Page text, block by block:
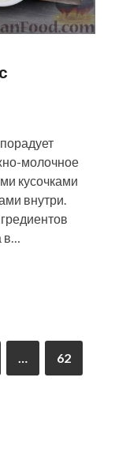
молочное
кусочками
внутри.
в…
… 62